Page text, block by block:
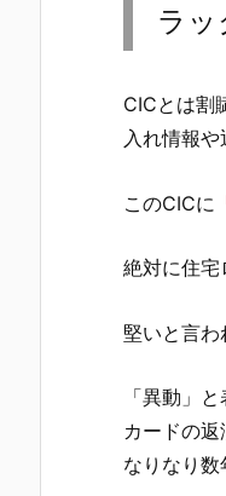
ラッ
CICとは割
入れ情報や
このCICに
絶対に住宅
堅いと言わ
「異動」
カードの
なりなり数